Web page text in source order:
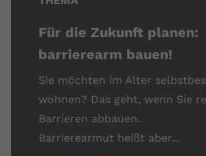
Für die Zukunft planen:
barrierearm bauen!
Sie möchten im Alter
wohnen? Das geht, wenn Sie
Barrieren abbauen.
Barrierearmut heißt aber...